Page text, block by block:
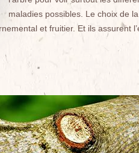
maladies possibles. Le choix de
et fruitier. Et ils assurent